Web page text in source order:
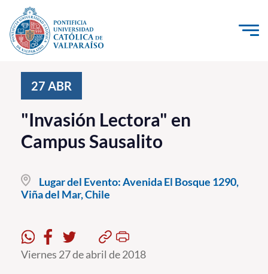
Click acá para ir directamente al contenido
Investigación, Creación e Innovación
PUCV Internacional
Vinculación con el Medio
Admisión
Postgrado
Formación Continua
27 ABR
"Invasión Lectora" en
Campus Sausalito
Lugar del Evento:Avenida El Bosque 1290,
Viña del Mar, Chile
Viernes 27 de abril de 2018